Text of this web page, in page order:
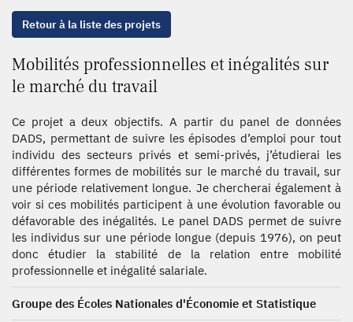
Retour à la liste des projets
Mobilités professionnelles et inégalités sur
le marché du travail
Ce projet a deux objectifs. A partir du panel de données
DADS, permettant de suivre les épisodes d’emploi pour tout
individu des secteurs privés et semi-privés, j’étudierai les
différentes formes de mobilités sur le marché du travail, sur
une période relativement longue. Je chercherai également à
voir si ces mobilités participent à une évolution favorable ou
défavorable des inégalités. Le panel DADS permet de suivre
les individus sur une période longue (depuis 1976), on peut
donc étudier la stabilité de la relation entre mobilité
professionnelle et inégalité salariale.
Groupe des Écoles Nationales d'Économie et Statistique